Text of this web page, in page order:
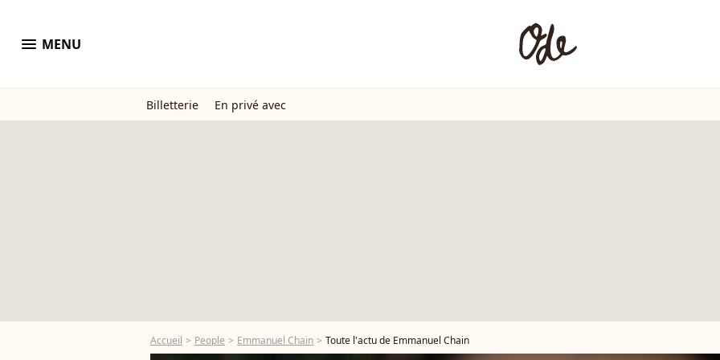
menu MENU
Billetterie En privé avec
Accueil People Emmanuel Chain Toute l'actu de Emmanuel Chain